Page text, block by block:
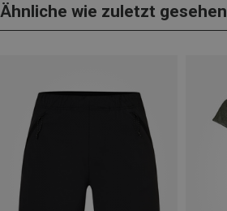
Ähnliche wie zuletzt gesehen